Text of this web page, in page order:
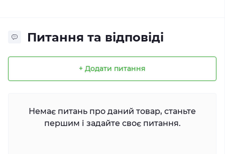
Питання та відповіді
+ Додати питання
Немає питань про даний товар, станьте
першим і задайте своє питання.